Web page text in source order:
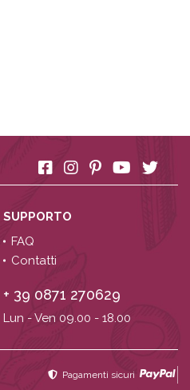
SUPPORTO
FAQ
Contatti
+ 39 0871 270629
Lun - Ven 09.00 - 18.00
Pagamenti sicuri